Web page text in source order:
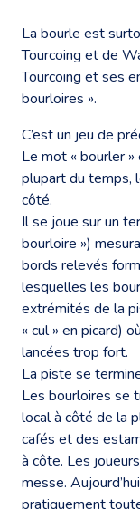
La bourle est
Tourcoing et de
Tourcoing et ses
bourloires ».
C’est un jeu de
Le mot « bourler
plupart du temps,
côté.
Il se joue sur un
bourloire »)
bords relevés
lesquelles les
extrémités de la
« cul » en picard)
lancées trop fort.
La piste se
Les bourloires se
local à côté de la
cafés et des
à côte. Les
messe.
pratiquement